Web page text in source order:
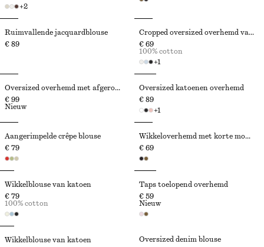
+2
Ruimvallende jacquardblouse
€ 89
Cropped oversized overhemd van katoen
€ 69
+1
100% cotton
Oversized overhemd met afgeronde zoom
€ 99
Nieuw
Oversized katoenen overhemd
€ 89
+1
Aangerimpelde crêpe blouse
€ 79
Wikkeloverhemd met korte mouwen
€ 69
Wikkelblouse van katoen
€ 79
100% cotton
Taps toelopend overhemd
€ 59
Nieuw
Wikkelblouse van katoen
Oversized denim blouse